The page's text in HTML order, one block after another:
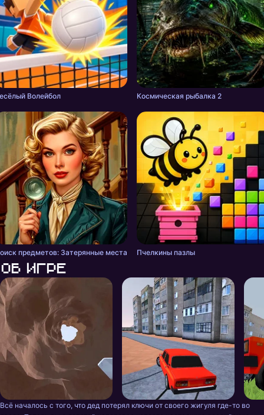
Волейбол Космическая рыбалка 2
предметов: Затерянные места Пчелкины пазлы
Об игре
Всё началось с того, что дед потерял ключи от своего жигуля где-то во